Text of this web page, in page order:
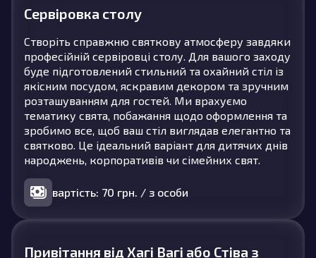
Сервіровка столу
Створіть справжню святкову атмосферу завдяки
професійній сервіровці столу. Для вашого заходу
буде підготовлений стильний та охайний стіл із
якісним посудом, яскравим декором та зручним
розташуванням для гостей. Ми врахуємо
тематику свята, побажання щодо оформлення та
зробимо все, щоб ваш стіл виглядав елегантно та
святково. Це ідеальний варіант для дитячих днів
народжень, корпоративів чи сімейних свят.
вартість: 70 грн. / з особи
Привітання від Хагі Вагі або Стіва з